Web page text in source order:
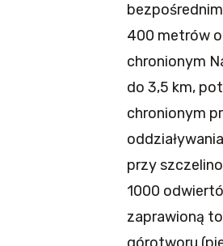
400 metrów
chronionym
do 3,5 km,
chronionym
przy
1000
zaprawioną